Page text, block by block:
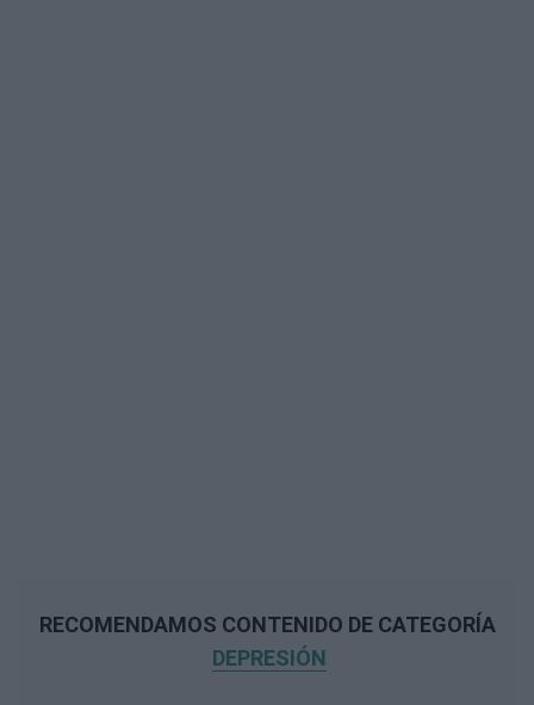
RECOMENDAMOS CONTENIDO DE CATEGORÍA
DEPRESIÓN